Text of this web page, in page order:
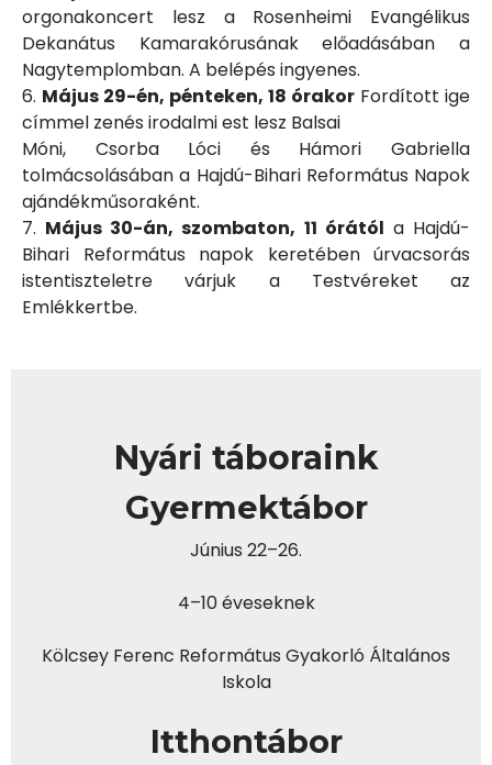
orgonakoncert lesz a Rosenheimi Evangélikus
Dekanátus Kamarakórusának előadásában a
Nagytemplomban. A belépés ingyenes.
6. Május 29-én, pénteken, 18 órakor Fordított ige
címmel zenés irodalmi est lesz Balsai
Móni, Csorba Lóci és Hámori Gabriella
tolmácsolásában a Hajdú-Bihari Református Napok
ajándékműsoraként.
7. Május 30-án, szombaton, 11 órától a Hajdú-
Bihari Református napok keretében úrvacsorás
istentiszteletre várjuk a Testvéreket az
Emlékkertbe.
Nyári táboraink
Gyermektábor
Június 22–26.
4–10 éveseknek
Kölcsey Ferenc Református Gyakorló Általános
Iskola
Itthontábor